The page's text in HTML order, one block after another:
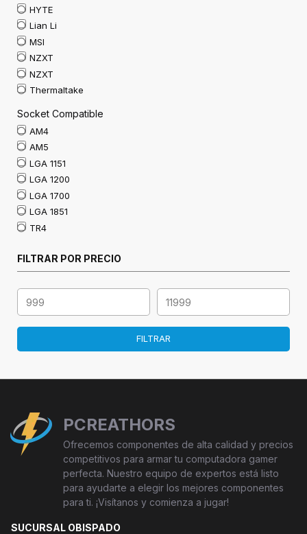
HYTE
Lian Li
MSI
NZXT
NZXT
Thermaltake
Socket Compatible
AM4
AM5
LGA 1151
LGA 1200
LGA 1700
LGA 1851
TR4
FILTRAR POR PRECIO
FILTRAR
PCREATHORS
Ofrecemos componentes de alta calidad y precios
competitivos para armar tu computadora gamer
perfecta. Nuestro equipo de expertos está listo
para ayudarte a elegir los mejores componentes
para ti. ¡Visítanos y comienza a jugar!
SUCURSAL OBISPADO